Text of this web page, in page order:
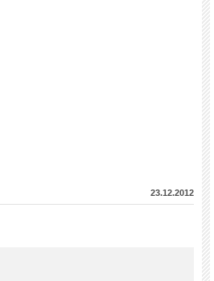
23.12.2012